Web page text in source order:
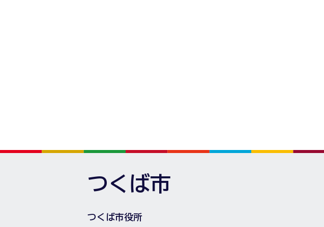
つくば市
つくば市役所